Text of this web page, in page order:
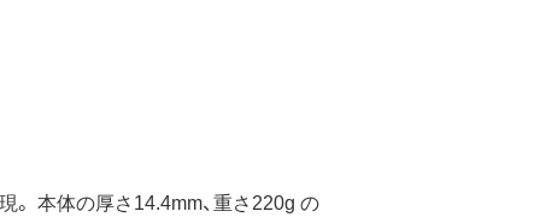
本体の厚さ14.4mm、重さ220g の